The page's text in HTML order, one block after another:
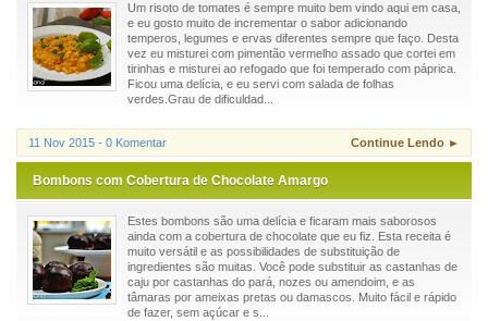
Um risoto de tomates é sempre muito bem vindo aqui em casa,
e eu gosto muito de incrementar o sabor adicionando
temperos, legumes e ervas diferentes sempre que faço. Desta
vez eu misturei com pimentão vermelho assado que cortei em
tirinhas e misturei ao refogado que foi temperado com páprica.
Ficou uma delícia, e eu servi com salada de folhas
verdes.Grau de dificuldad...
11 Nov 2015 - 0 Komentar Continue Lendo ►
Bombons com Cobertura de Chocolate Amargo
Estes bombons são uma delícia e ficaram mais saborosos
ainda com a cobertura de chocolate que eu fiz. Esta receita é
muito versátil e as possibilidades de substituição de
ingredientes são muitas. Você pode substituir as castanhas de
caju por castanhas do pará, nozes ou amendoim, e as
tâmaras por ameixas pretas ou damascos. Muito fácil e rápido
de fazer, sem açúcar e s...